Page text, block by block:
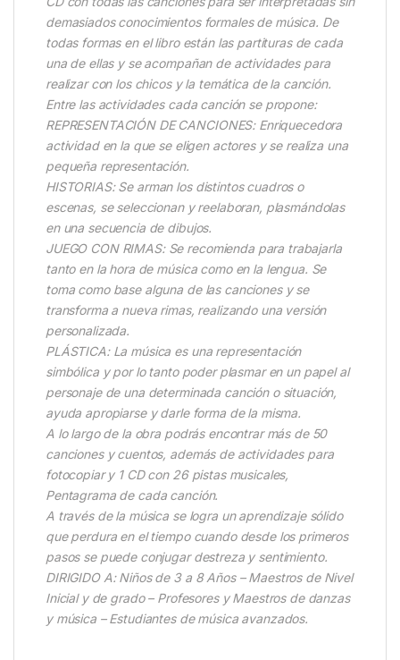
demasiados conocimientos formales de música. De
todas formas en el libro están las partituras de cada
una de ellas y se acompañan de actividades para
realizar con los chicos y la temática de la canción.
Entre las actividades cada canción se propone:
REPRESENTACIÓN DE CANCIONES: Enriquecedora
actividad en la que se eligen actores y se realiza una
pequeña representación.
HISTORIAS: Se arman los distintos cuadros o
escenas, se seleccionan y reelaboran, plasmándolas
en una secuencia de dibujos.
JUEGO CON RIMAS: Se recomienda para trabajarla
tanto en la hora de música como en la lengua. Se
toma como base alguna de las canciones y se
transforma a nueva rimas, realizando una versión
personalizada.
PLÁSTICA: La música es una representación
simbólica y por lo tanto poder plasmar en un papel al
personaje de una determinada canción o situación,
ayuda apropiarse y darle forma de la misma.
A lo largo de la obra podrás encontrar más de 50
canciones y cuentos, además de actividades para
fotocopiar y 1 CD con 26 pistas musicales,
Pentagrama de cada canción.
A través de la música se logra un aprendizaje sólido
que perdura en el tiempo cuando desde los primeros
pasos se puede conjugar destreza y sentimiento.
DIRIGIDO A: Niños de 3 a 8 Años – Maestros de Nivel
Inicial y de grado – Profesores y Maestros de danzas
y música – Estudiantes de música avanzados.